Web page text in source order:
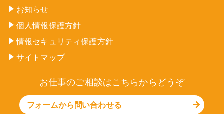
お知らせ
個人情報保護方針
情報セキュリティ保護方針
サイトマップ
お仕事のご相談はこちらからどうぞ
フォームから問い合わせる